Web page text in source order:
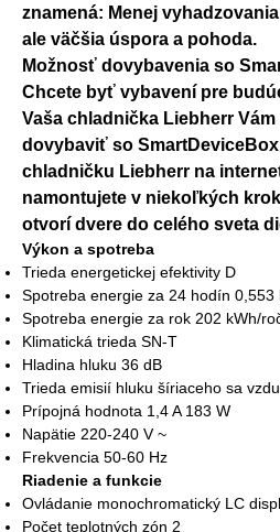
znamená: Menej
ale väčšia úspora a pohoda.
Možnosť dovybavenia so
Chcete byť vybavení pre
Vaša chladnička Liebherr
dovybaviť so
chladničku Liebherr na
namontujete v niekoľkých
otvorí dvere do celého sveta
Výkon a spotreba
Trieda energetickej efektivity D
Spotreba energie za 24 hodín 0,553
Spotreba energie za rok 202 kWh/
Klimatická trieda SN-T
Hladina hluku 36 dB
Trieda emisií hluku šíriaceho sa
Prípojná hodnota 1,4 A 183 W
Napätie 220-240 V ~
Frekvencia 50-60 Hz
Riadenie a funkcie
Ovládanie monochromatický LC
Počet teplotných zón 2